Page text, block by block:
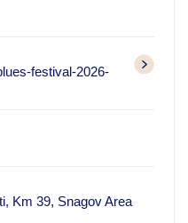
festival-2026-
Km 39, Snagov Area